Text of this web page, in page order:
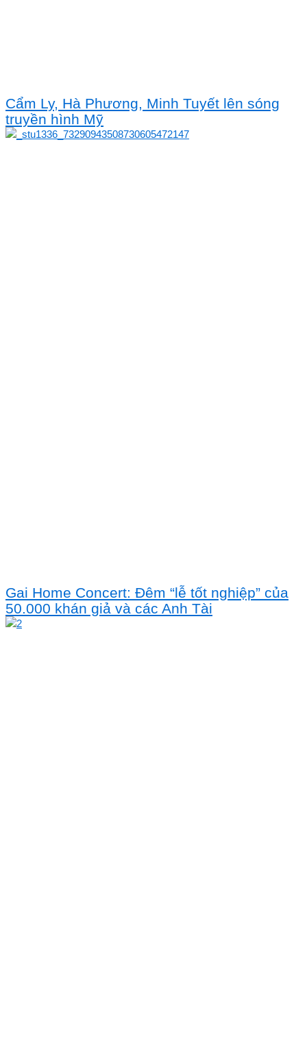
Cẩm Ly, Hà Phương, Minh Tuyết lên sóng
truyền hình Mỹ
Gai Home Concert: Đêm “lễ tốt nghiệp” của
50.000 khán giả và các Anh Tài